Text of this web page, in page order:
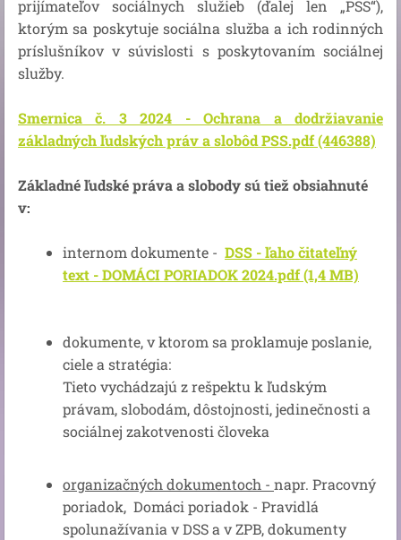
prijímateľov sociálnych služieb (ďalej len „PSS“),
ktorým sa poskytuje sociálna služba a ich rodinných
príslušníkov v súvislosti s poskytovaním sociálnej
služby.
Smernica č. 3 2024 - Ochrana a dodržiavanie
základných ľudských práv a slobôd PSS.pdf (446388)
Základné ľudské práva a slobody sú tiež obsiahnuté
v:
internom dokumente - DSS - ľaho čitateľný
text - DOMÁCI PORIADOK 2024.pdf (1,4 MB)
dokumente, v ktorom sa proklamuje poslanie,
ciele a stratégia:
Tieto vychádzajú z rešpektu k ľudským
právam, slobodám, dôstojnosti, jedinečnosti a
sociálnej zakotvenosti človeka
organizačných dokumentoch - napr. Pracovný
poriadok, Domáci poriadok - Pravidlá
spolunažívania v DSS a v ZPB, dokumenty